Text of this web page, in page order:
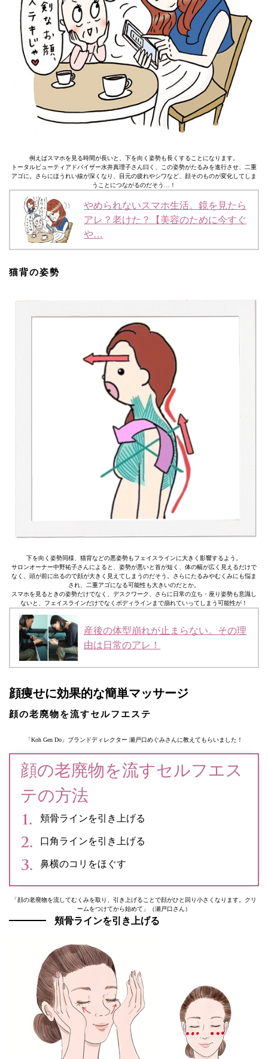
例えばスマホを見る時間が長いと、下を向く姿勢も長くすることになります。
トータルビューティアドバイザー水井真理子さん曰く、この姿勢がたるみを進行させ、二重
アゴに。さらにほうれい線が深くなり、目元の疲れやシワなど、顔そのものが変化してしま
うことにつながるのだそう…！
やめられないスマホ生活。鏡を見たら
アレ？老けた？【美容のために今すぐ
や…
猫背の姿勢
下を向く姿勢同様、猫背などの悪姿勢もフェイスラインに大きく影響するよう。
サロンオーナー中野祐子さんによると、姿勢が悪いと首が短く、体の幅が広く見えるだけで
なく、頭が前に出るので顔が大きく見えてしまうのだそう。さらにたるみやむくみにも悩ま
され、二重アゴになる可能性も大きいのだとか。
スマホを見るときの姿勢だけでなく、デスクワーク、さらに日常の立ち・座り姿勢も意識し
ないと、フェイスラインだけでなくボディラインまで崩れていってしまう可能性が！
産後の体型崩れが止まらない。その理
由は日常のアレ！
顔痩せに効果的な簡単マッサージ
顔の老廃物を流すセルフエステ
「Koh Gen Do」ブランドディレクター 瀬戸口めぐみさんに教えてもらいました！
顔の老廃物を流すセルフエス
テの方法
頬骨ラインを引き上げる
口角ラインを引き上げる
鼻横のコリをほぐす
「顔の老廃物を流してむくみを取り、引き上げることで顔がひと回り小さくなります。クリ
ームをつけてから始めて」（瀬戸口さん）
頬骨ラインを引き上げる